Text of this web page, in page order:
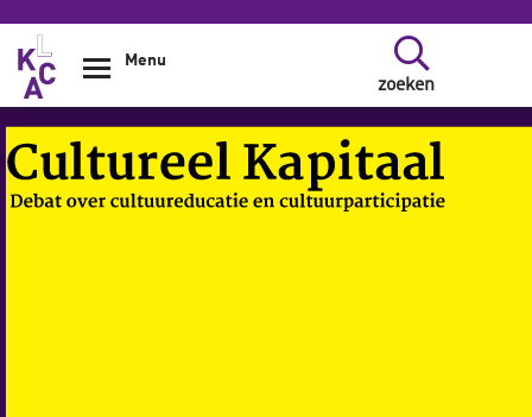
Overslaan en naar de inhoud gaan
zoeken
Menu